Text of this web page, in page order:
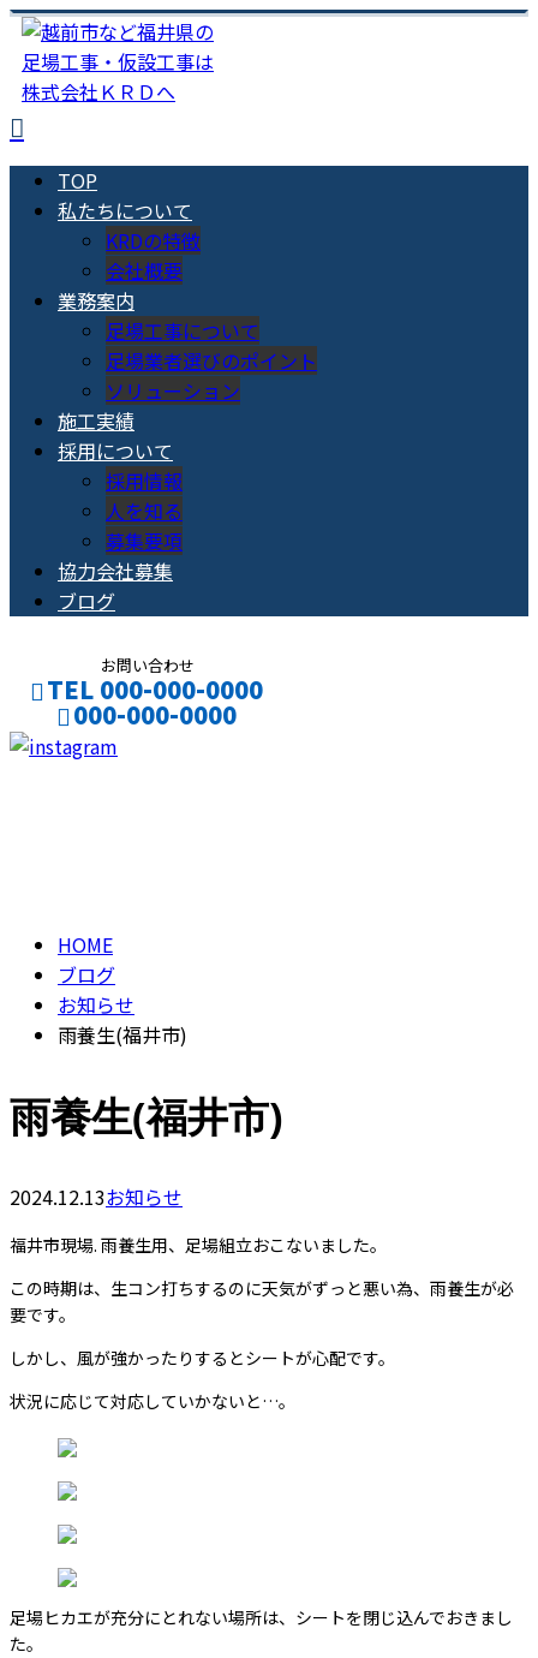
TOP
私たちについて
KRDの特徴
会社概要
業務案内
足場工事について
足場業者選びのポイント
ソリューション
施工実績
採用について
採用情報
人を知る
募集要項
協力会社募集
ブログ
お問い合わせ
TEL 000-000-0000
000-000-0000
HOME
ブログ
お知らせ
雨養生(福井市)
雨養生(福井市)
2024.12.13お知らせ
福井市現場. 雨養生用、足場組立おこないました。
この時期は、生コン打ちするのに天気がずっと悪い為、雨養生が必
要です。
しかし、風が強かったりするとシートが心配です。
状況に応じて対応していかないと…。
足場ヒカエが充分にとれない場所は、シートを閉じ込んでおきまし
た。